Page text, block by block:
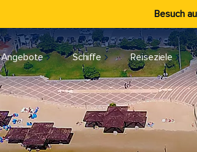
Besuch
Angebote Schiffe Reiseziele​